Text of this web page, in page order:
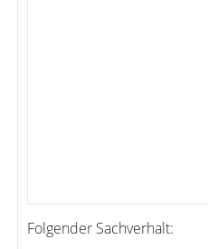
Folgender Sachverhalt: